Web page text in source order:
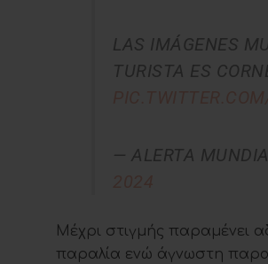
LAS IMÁGENES
TURISTA ES
— ALERTA
Μέχρι στιγμής παραμένει
παραλία ενώ άγνωστη